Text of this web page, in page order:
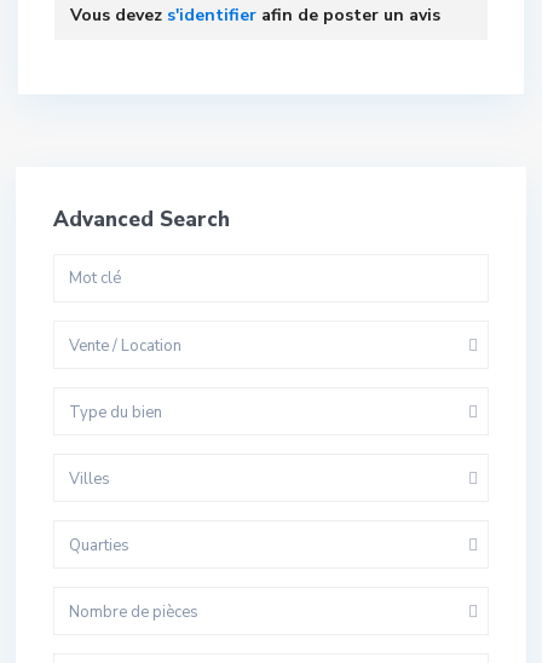
Vous devez s'identifier afin de poster un avis
Advanced Search
Vente / Location
Type du bien
Villes
Quarties
Nombre de pièces